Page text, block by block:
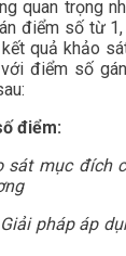
quan trọng
điểm số từ
quả khảo
điểm số
điểm:
sát mục đích
pháp áp